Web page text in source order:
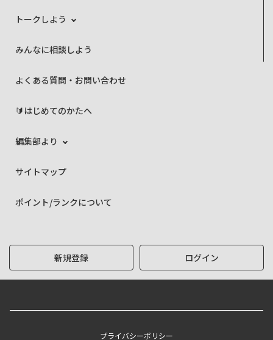
トークしよう
みんなに相談しよう
よくある質問・お問い合わせ
🔰はじめてのかたへ
編集部より
サイトマップ
ポイント/ランクについて
新規登録 ログイン
プライバシーポリシー